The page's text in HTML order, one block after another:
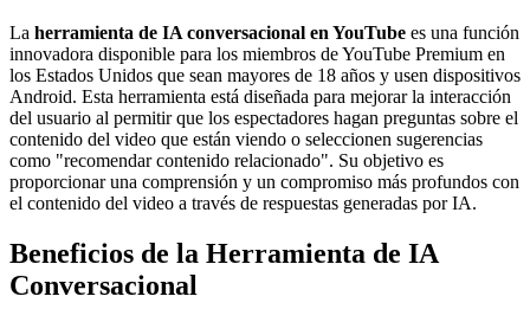
La herramienta de IA conversacional en YouTube es una función
innovadora disponible para los miembros de YouTube Premium en
los Estados Unidos que sean mayores de 18 años y usen dispositivos
Android. Esta herramienta está diseñada para mejorar la interacción
del usuario al permitir que los espectadores hagan preguntas sobre el
contenido del video que están viendo o seleccionen sugerencias
como "recomendar contenido relacionado". Su objetivo es
proporcionar una comprensión y un compromiso más profundos con
el contenido del video a través de respuestas generadas por IA.
Beneficios de la Herramienta de IA
Conversacional